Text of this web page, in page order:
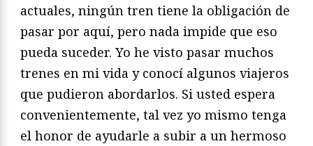
actuales, ningún tren tiene la obligación de
pasar por aquí, pero nada impide que eso
pueda suceder. Yo he visto pasar muchos
trenes en mi vida y conocí algunos viajeros
que pudieron abordarlos. Si usted espera
convenientemente, tal vez yo mismo tenga
el honor de ayudarle a subir a un hermoso